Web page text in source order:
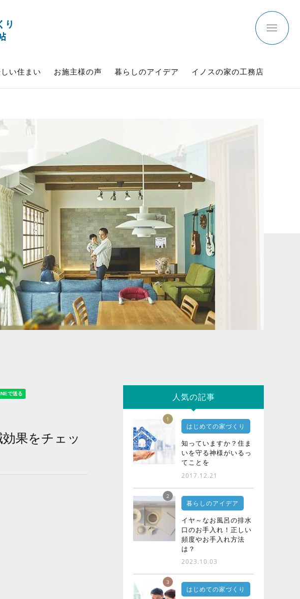
い住まい お施主様の声 暮らしのアイデア イノスの家の工務店
果をチェッ
人気の記事
1
はじめての家づくり
知っていますか？住ま
いを守る神様がいるっ
てことを
2017.12.21
2
暮らしのアイデア
イヤ～なお風呂の排水
口のお手入れ！正しい
頻度やお手入れ方法
は？
2023.10.03
3
はじめての家づくり